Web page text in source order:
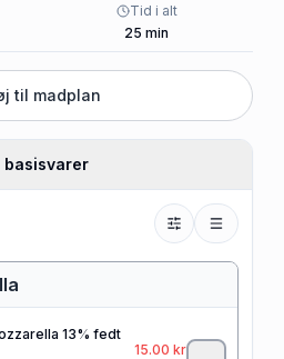
Tid i alt
25 min
til madplan
basisvarer
13% fedt
15.00 kr